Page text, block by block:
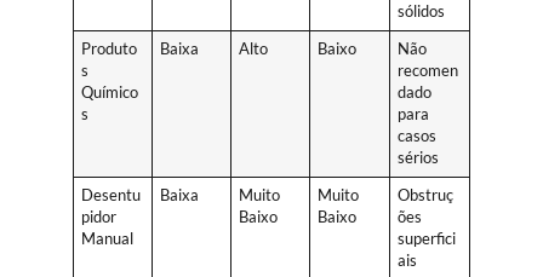
sólidos
Produto
s
Químico
s
Baixa Alto Baixo
Não
recomen
dado
para
casos
sérios
Desentu
pidor
Manual
Baixa
Muito
Baixo
Muito
Baixo
Obstruç
ões
superfici
ais